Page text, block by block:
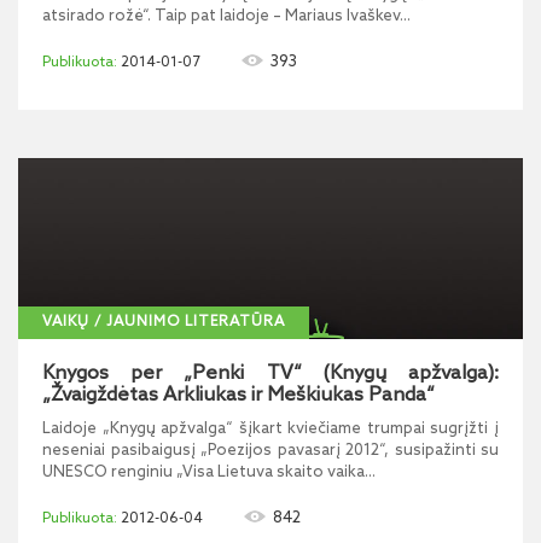
atsirado rožė“. Taip pat laidoje – Mariaus Ivaškev...
2014-01-07 393
VAIKŲ / JAUNIMO LITERATŪRA
Knygos per „Penki TV“ (Knygų apžvalga):
„Žvaigždėtas Arkliukas ir Meškiukas Panda“
Laidoje „Knygų apžvalga“ šįkart kviečiame trumpai sugrįžti į
neseniai pasibaigusį „Poezijos pavasarį 2012“, susipažinti su
UNESCO renginiu „Visa Lietuva skaito vaika...
2012-06-04 842